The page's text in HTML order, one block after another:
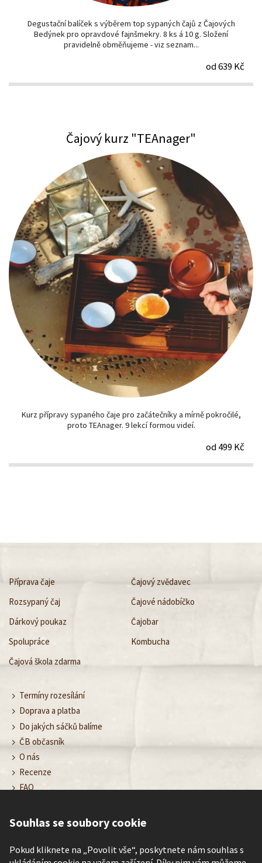
Degustační balíček s výběrem top sypaných čajů z Čajových
Bedýnek pro opravdové fajnšmekry. 8 ks á 10 g. Složení
pravidelně obměňujeme - viz seznam...
od 639 Kč
Čajový kurz "TEAnager"
Kurz přípravy sypaného čaje pro začátečníky a mírně pokročilé,
proto TEAnager. 9 lekcí formou videí.
od 499 Kč
Příprava čaje
Čajový zvědavec
Rozsypaný čaj
Čajové nádobíčko
Dárkový poukaz
Čajobar
Spolupráce
Kombucha
Čajová škola zdarma
Termíny rozesílání
Doprava a platba
Do jakých sáčků balíme
ČB občasník
O nás
Recenze
FAQ
Ochrana osobních údajů
Kontakt
Souhlas se soubory cookie
Pokud kliknete na „Povolit vše“, poskytnete nám souhlas s